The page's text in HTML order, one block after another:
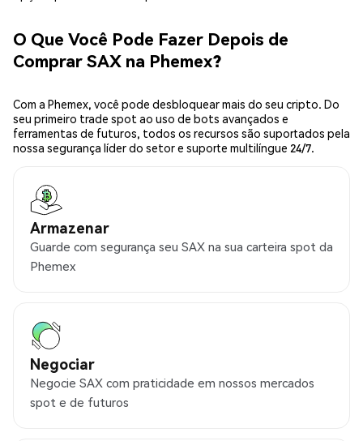
O Que Você Pode Fazer Depois de
Comprar SAX na Phemex?
Com a Phemex, você pode desbloquear mais do seu cripto. Do
seu primeiro trade spot ao uso de bots avançados e
ferramentas de futuros, todos os recursos são suportados pela
nossa segurança líder do setor e suporte multilíngue 24/7.
Armazenar
Guarde com segurança seu SAX na sua carteira spot da
Phemex
Negociar
Negocie SAX com praticidade em nossos mercados
spot e de futuros